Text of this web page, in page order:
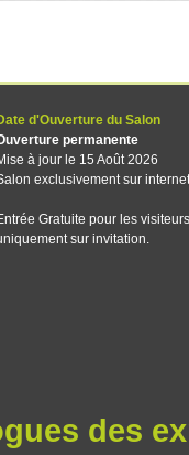
d'Ouverture du Salon
permanente
à jour le 15 Août 2026
exclusivement sur internet
Gratuite pour les visiteurs
sur invitation.
des